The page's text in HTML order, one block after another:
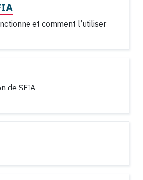
et comment l’utiliser
de SFIA